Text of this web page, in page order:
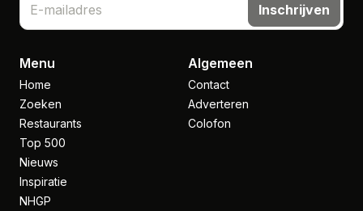
Inschrijven
Menu
Home
Zoeken
Restaurants
Top 500
Nieuws
Inspiratie
NHGP
Algemeen
Contact
Adverteren
Colofon